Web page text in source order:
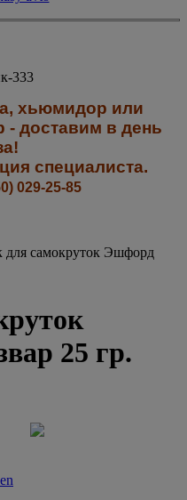
хьюмидор или
- доставим в день
специалиста.
029-25-85
для самокруток Эшфорд
25 гр.